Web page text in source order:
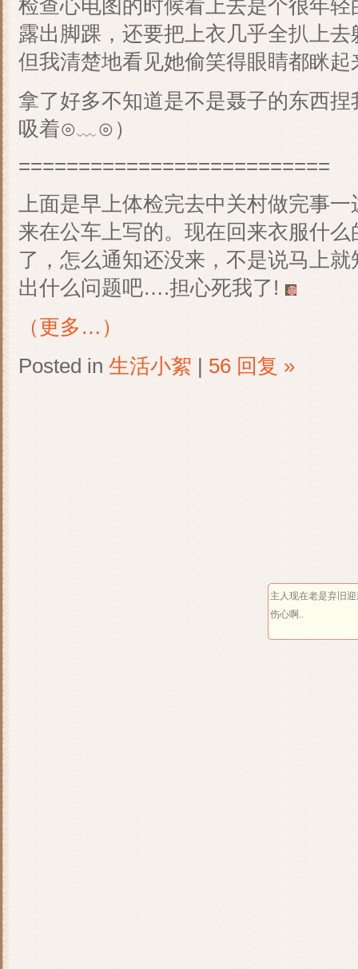
检查心电图的时候看上去是个很年
露出脚踝，还要把上衣几乎全扒上
但我清楚地看见她偷笑得眼睛都眯
拿了好多不知道是不是聂子的东西
吸着⊙﹏⊙）
==========================
上面是早上体检完去中关村做完事
来在公车上写的。现在回来衣服什
了，怎么通知还没来，不是说马上
出什么问题吧….担心死我了!
（更多…）
Posted in 生活小絮 | 56 回复 »
主人现在老是弃旧
伤心啊..